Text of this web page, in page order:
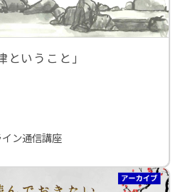
いうこと」
ン通信講座